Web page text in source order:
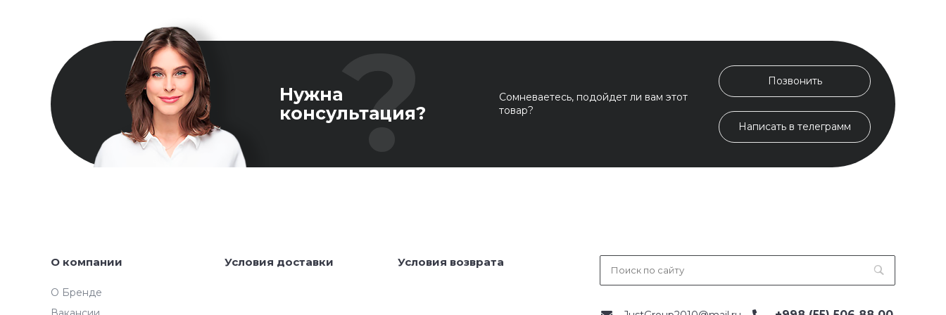
Нужна
консультация?
Сомневаетесь, подойдет ли вам этот
товар?
Позвонить
Написать в телеграмм
О компании
О Бренде
Условия доставки Условия возврата